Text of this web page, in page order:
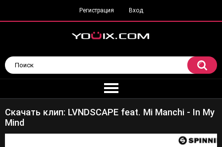
Регистрация Вход
Скачать клип: LVNDSCAPE feat. Mi Manchi - In My
Mind